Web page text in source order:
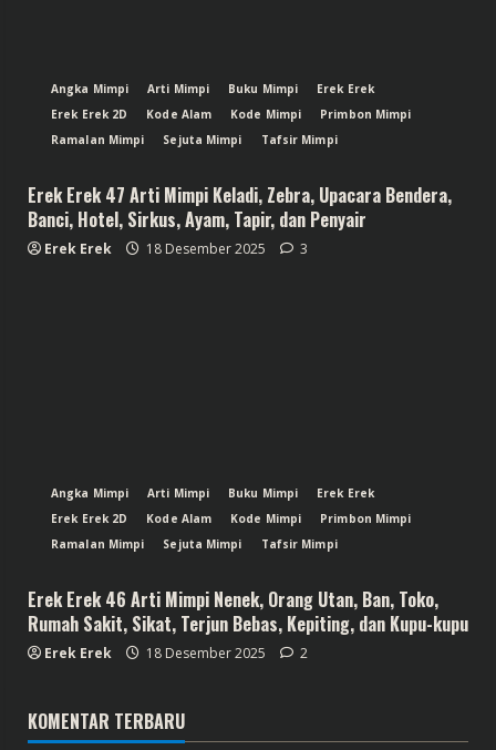
Angka Mimpi Arti Mimpi Buku Mimpi
Erek Erek
Erek Erek 2D
Kode Alam Kode Mimpi
Primbon Mimpi
Ramalan Mimpi
Sejuta Mimpi Tafsir Mimpi
Erek Erek 47 Arti Mimpi Keladi, Zebra, Upacara Bendera,
Banci, Hotel, Sirkus, Ayam, Tapir, dan Penyair
Erek Erek 18 Desember 2025 3
Angka Mimpi Arti Mimpi Buku Mimpi
Erek Erek
Erek Erek 2D
Kode Alam Kode Mimpi
Primbon Mimpi
Ramalan Mimpi
Sejuta Mimpi Tafsir Mimpi
Erek Erek 46 Arti Mimpi Nenek, Orang Utan, Ban, Toko,
Rumah Sakit, Sikat, Terjun Bebas, Kepiting, dan Kupu-kupu
Erek Erek 18 Desember 2025 2
KOMENTAR TERBARU